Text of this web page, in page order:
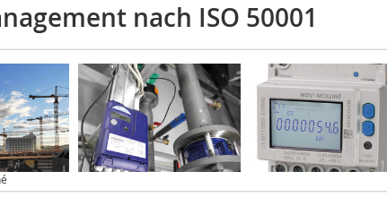
nach ISO 50001